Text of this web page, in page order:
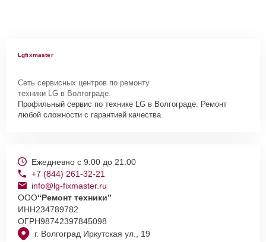
Lgfixmaster
Сеть сервисных центров по ремонту
техники LG в Волгограде.
Профильный сервис по технике LG в Волгограде. Ремонт
любой сложности с гарантией качества.
г. Волгоград Иркутская ул., 19
Ежедневно с 9:00 до 21:00
+7 (844) 261-32-21
info@lg-fixmaster.ru
ООО“Ремонт техники”
ИНН234789782
ОГРН98742397845098